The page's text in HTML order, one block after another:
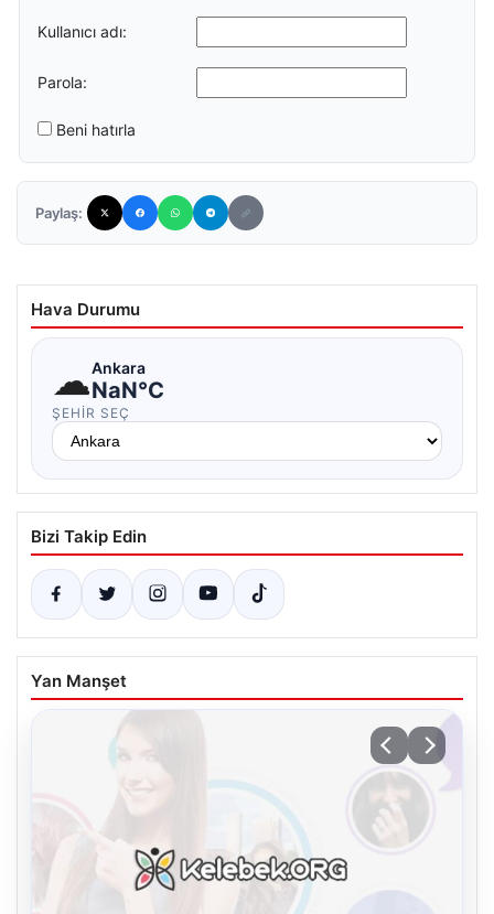
Kullanıcı adı:
Parola:
Beni hatırla
Paylaş:
Hava Durumu
☁Ankara
NaN°C
ŞEHIR SEÇ
Bizi Takip Edin
Yan Manşet